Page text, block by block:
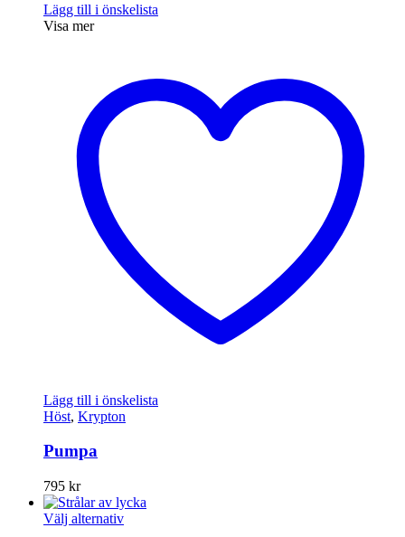
Lägg till i önskelista
Visa mer
Lägg till i önskelista
Höst, Krypton
Pumpa
795 kr
Välj alternativDen